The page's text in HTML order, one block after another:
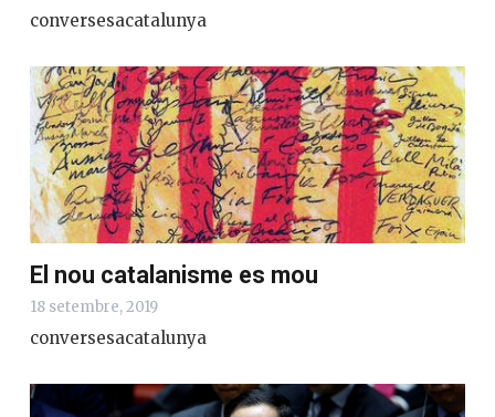
conversesacatalunya
El nou catalanisme es mou
18 setembre, 2019
conversesacatalunya